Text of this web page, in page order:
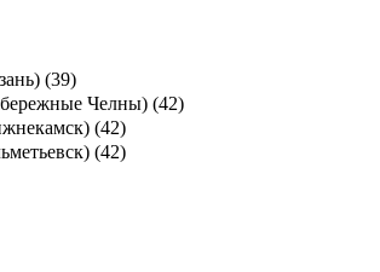
(39)
Челны) (42)
(42)
(42)